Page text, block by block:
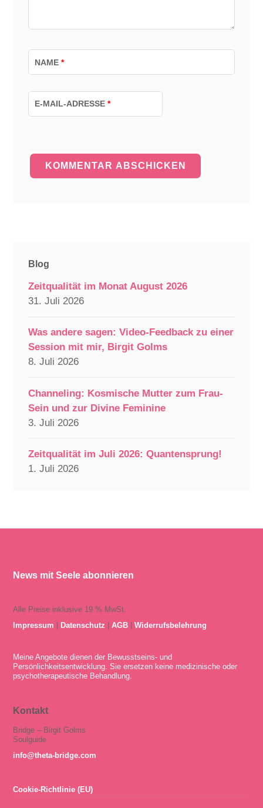
NAME*
E-MAIL-ADRESSE*
Blog
Zeitqualität im Monat August 2026
31. Juli 2026
Was andere sagen: Video-Feedback zu einer
Session mit mir, Birgit Golms
8. Juli 2026
Channeling: Kosmische Mutter zum Frau-
Sein und zur Divine Feminine
3. Juli 2026
Zeitqualität im Juli 2026: Quantensprung!
1. Juli 2026
News mit Seele abonnieren
Alle Preise inklusive 19 % MwSt.
Impressum | Datenschutz |AGB |Widerrufsbelehrung
Meine Angebote dienen der Bewusstseins- und
Persönlichkeitsentwicklung. Sie ersetzen keine medizinische oder
psychotherapeutische Behandlung.
Kontakt
Bridge – Birgit Golms
Soulguide
info@theta-bridge.com
Cookie-Richtlinie (EU)